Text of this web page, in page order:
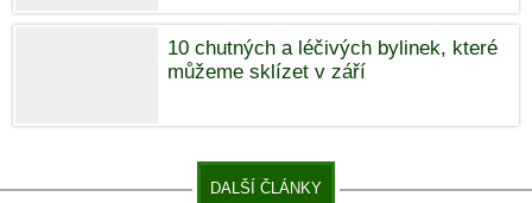
10 chutných a léčivých bylinek, které
můžeme sklízet v září
DALŠÍ ČLÁNKY